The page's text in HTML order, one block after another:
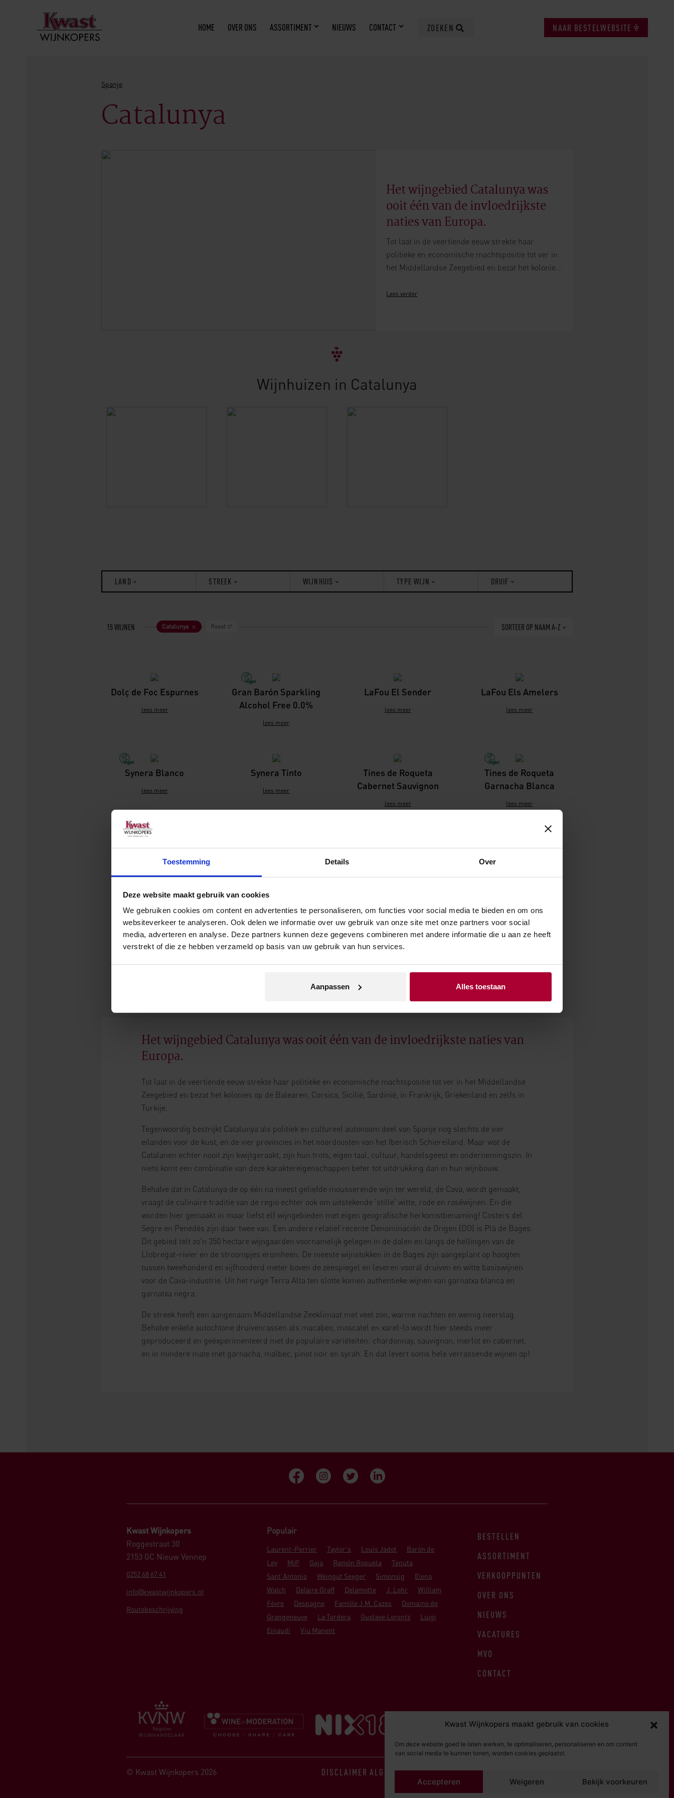
Toestemming Details Over
Deze website maakt gebruik van cookies
We gebruiken cookies om content en advertenties te personaliseren, om functies voor social media te bieden en om ons
websiteverkeer te analyseren. Ook delen we informatie over uw gebruik van onze site met onze partners voor social
media, adverteren en analyse. Deze partners kunnen deze gegevens combineren met andere informatie die u aan ze heeft
verstrekt of die ze hebben verzameld op basis van uw gebruik van hun services.
Aanpassen Alles toestaan
Kwast Wijnkopers maakt gebruik van cookies
Om deze website goed te laten werken, te optimaliseren, personaliseren en om content
van social media te kunnen tonen, worden cookies geplaatst.
Accepteren Weigeren Bekijk voorkeuren
HOME OVER ONS ASSORTIMENT NIEUWS CONTACT ZOEKEN NAAR BESTELWEBSITE
Spanje
Catalunya
Het wijngebied Catalunya was
ooit één van de invloedrijkste
naties van Europa.
Tot laat in de veertiende eeuw strekte haar
politieke en economische machtspositie tot ver in
het Middellandse Zeegebied en bezat het kolonies
Frankrijk, Griekenland en zelfs in Turkije.
Lees verder
Wijnhuizen in Catalunya
LAND STREEK WIJNHUIS TYPE WIJN DRUIF
15 WIJNEN SORTEER OP NAAM A-Z
Catalunya Reset
Dolç de Foc Espurnes
lees meer
Gran Barón Sparkling
Alcohol Free 0.0%
lees meer
LaFou El Sender
lees meer
LaFou Els Amelers
lees meer
Synera Blanco
lees meer
Synera Tinto
lees meer
Tines de Roqueta
Cabernet Sauvignon
lees meer
Tines de Roqueta
Garnacha Blanca
lees meer
Garnacha Tinta
Tempranillo
TOON MEER
Het wijngebied Catalunya was ooit één van de invloedrijkste naties van
Europa.
Tot laat in de veertiende eeuw strekte haar politieke en economische machtspositie tot ver in het Middellandse
Zeegebied en bezat het kolonies op de Balearen, Corsica, Sicilië, Sardinië, in Frankrijk, Griekenland en zelfs in
Turkije.
Tegenwoordig bestrijkt Catalunya als politiek en cultureel autonoom deel van Spanje nog slechts de vier
eilanden voor de kust, en de vier provincies in het noordoosten van het Iberisch Schiereiland. Maar wat de
Catalanen echter nooit zijn kwijtgeraakt, zijn hun trots, eigen taal, cultuur, handelsgeest en ondernemingszin. In
niets komt een combinatie van deze karaktereigenschappen beter tot uitdrukking dan in hun wijnbouw.
Behalve dat in Catalunya de op één na meest geliefde mousserende wijn ter wereld, de Cava, wordt gemaakt,
vraagt de culinaire traditie van de regio echter ook om uitstekende 'stille' witte, rode en roséwijnen. En die
worden hier gemaakt in maar liefst elf wijngebieden met eigen geografische herkomstbenaming! Costers del
Segre en Penedès zijn daar twee van. Een andere relatief recente Denominación de Origen (DO) is Plá de Bages.
Dit gebied telt zo'n 350 hectare wijngaarden voornamelijk gelegen in de dalen en langs de hellingen van de
Llobregat-rivier en de stroompjes eromheen. De meeste wijnstokken in de Bages zijn aangeplant op hoogten
tussen tweehonderd en vijfhonderd meter boven de zeespiegel en leveren vooral druiven en witte basiswijnen
voor de Cava-industrie. Uit het ruige Terra Alta ten slotte komen authentieke wijnen van garnatxa blanca en
garnatxa negra.
De streek heeft een aangenaam Middellandse Zeeklimaat met veel zon, warme nachten en weinig neerslag.
Behalve enkele autochtone druivenrassen als macabeo, moscatel en xarel-lo wordt hier steeds meer
geproduceerd en geëxperimenteerd met de populaire variëteiten: chardonnay, sauvignon, merlot en cabernet,
en in mindere mate met garnacha, malbec, pinot noir en syrah. En dat levert soms hele verrassende wijnen op!
Kwast Wijnkopers
Roggestraat 30
2153 GC Nieuw Vennep
0252 68 67 41
info@kwastwijnkopers.nl
Routebeschrijving
Populair
Laurent-Perrier Taylor's Louis Jadot
Barón de
Ley
MiP Gaja Ramón Roqueta
Tenuta
Sant'Antonio
Weingut Seeger Simonsig
Elena
Walch
Delaire Graff Delamotte J. Lohr
William
Fèvre
Despagne Famille J.M. Cazes
Domaine de
Grangeneuve
La Tordera Gustave Lorentz
Luigi
Einaudi
Viu Manent
BESTELLEN
ASSORTIMENT
VERKOOPPUNTEN
OVER ONS
NIEUWS
VACATURES
MVO
CONTACT
© Kwast Wijnkopers 2026 DISCLAIMER ALGEMENE VOORWAARDENPRIVACY STATEMENT